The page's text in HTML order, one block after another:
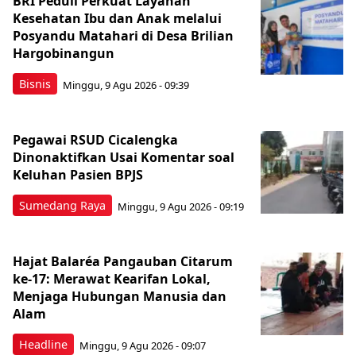
Bisnis
Kesehatan Ibu dan Anak melalui
Posyandu Matahari di Desa Brilian
Hargobinangun
Minggu, 9 Agu 2026 - 09:39
Sumedang Raya
Pegawai RSUD Cicalengka
Dinonaktifkan Usai Komentar soal
Keluhan Pasien BPJS
Minggu, 9 Agu 2026 - 09:19
Headline
Hajat Balaréa Pangauban Citarum
ke-17: Merawat Kearifan Lokal,
Menjaga Hubungan Manusia dan
Alam
Minggu, 9 Agu 2026 - 09:07